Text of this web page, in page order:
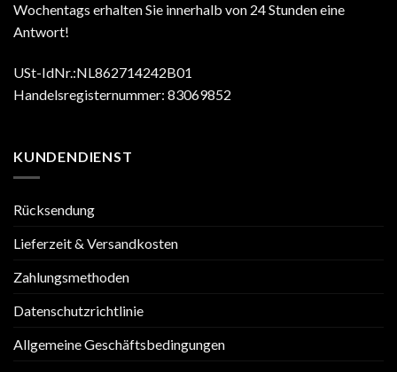
Wochentags erhalten Sie innerhalb von 24 Stunden eine
Antwort!
USt-IdNr.:NL862714242B01
Handelsregisternummer: 83069852
KUNDENDIENST
Rücksendung
Lieferzeit & Versandkosten
Zahlungsmethoden
Datenschutzrichtlinie
Allgemeine Geschäftsbedingungen